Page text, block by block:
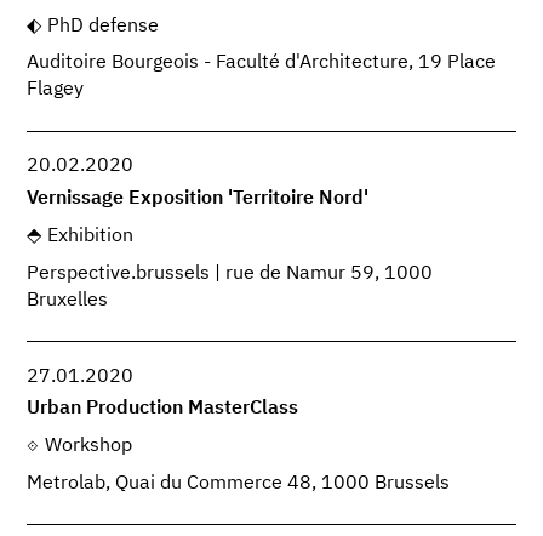
PhD defense
Auditoire Bourgeois - Faculté d'Architecture, 19 Place
Flagey
20.02.2020
Vernissage Exposition 'Territoire Nord'
Exhibition
Perspective.brussels | rue de Namur 59, 1000
Bruxelles
27.01.2020
Urban Production MasterClass
Workshop
Metrolab, Quai du Commerce 48, 1000 Brussels